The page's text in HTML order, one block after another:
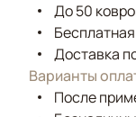
До 50
Доставка
Варианты
После